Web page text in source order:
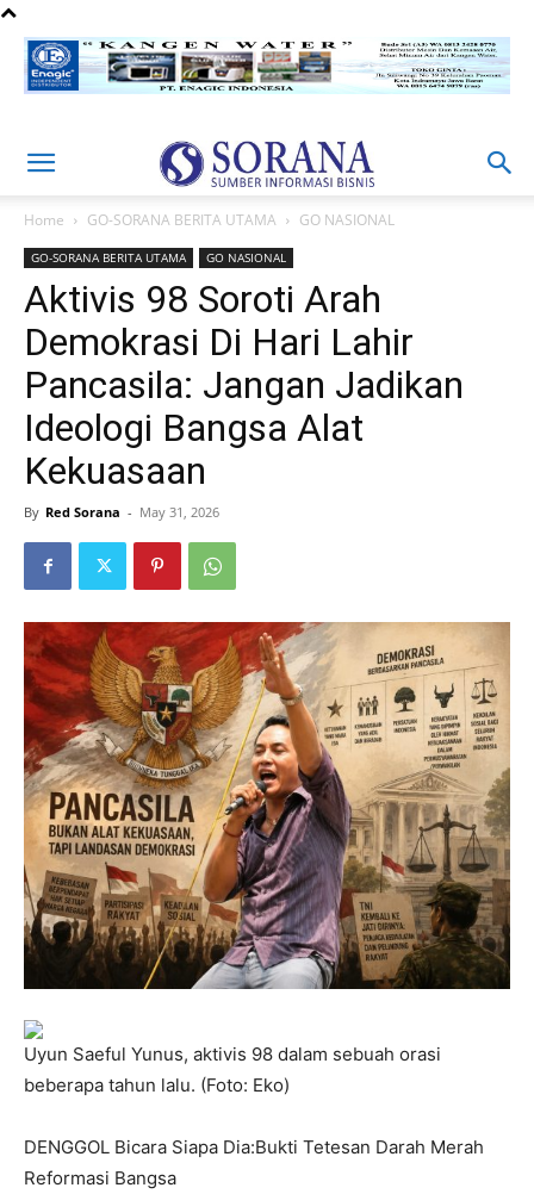
Home GO-SORANA BERITA UTAMA GO NASIONAL
GO-SORANA BERITA UTAMA GO NASIONAL
Aktivis 98 Soroti Arah
Demokrasi Di Hari Lahir
Pancasila: Jangan Jadikan
Ideologi Bangsa Alat
Kekuasaan
By Red Sorana - May 31, 2026
Uyun Saeful Yunus, aktivis 98 dalam sebuah orasi
beberapa tahun lalu. (Foto: Eko)
DENGGOL Bicara Siapa Dia:Bukti Tetesan Darah Merah
Reformasi Bangsa